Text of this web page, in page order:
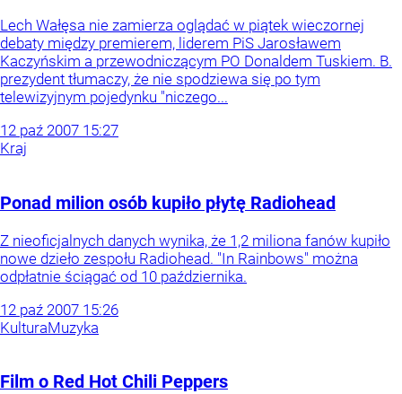
Lech Wałęsa nie zamierza oglądać w piątek wieczornej
debaty między premierem, liderem PiS Jarosławem
Kaczyńskim a przewodniczącym PO Donaldem Tuskiem. B.
prezydent tłumaczy, że nie spodziewa się po tym
telewizyjnym pojedynku "niczego...
12 paź 2007 15:27
Kraj
Ponad milion osób kupiło płytę Radiohead
Z nieoficjalnych danych wynika, że 1,2 miliona fanów kupiło
nowe dzieło zespołu Radiohead. "In Rainbows" można
odpłatnie ściągać od 10 października.
12 paź 2007 15:26
KulturaMuzyka
Film o Red Hot Chili Peppers